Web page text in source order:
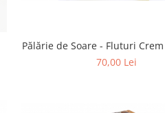
Pălărie de Soare - Fluturi
70,00 Lei